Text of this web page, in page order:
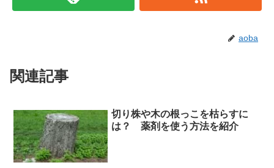
aoba
関連記事
切り株や木の根っこを枯らすに
は？ 薬剤を使う方法を紹介